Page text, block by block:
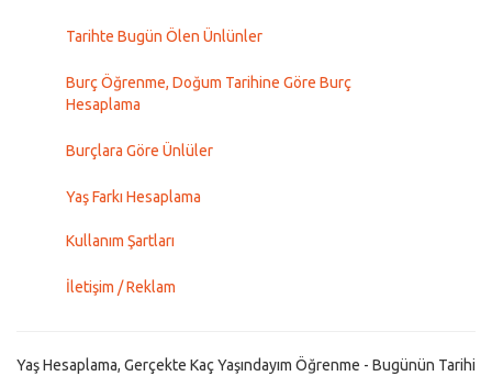
Tarihte Bugün Ölen Ünlünler
Burç Öğrenme, Doğum Tarihine Göre Burç
Hesaplama
Burçlara Göre Ünlüler
Yaş Farkı Hesaplama
Kullanım Şartları
İletişim / Reklam
Yaş Hesaplama, Gerçekte Kaç Yaşındayım Öğrenme - Bugünün Tarihi